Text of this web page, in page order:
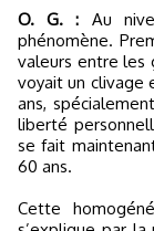
O. G. : Au
phénomène.
valeurs entre les
voyait un clivage
ans,
liberté
se fait
60 ans.
Cette